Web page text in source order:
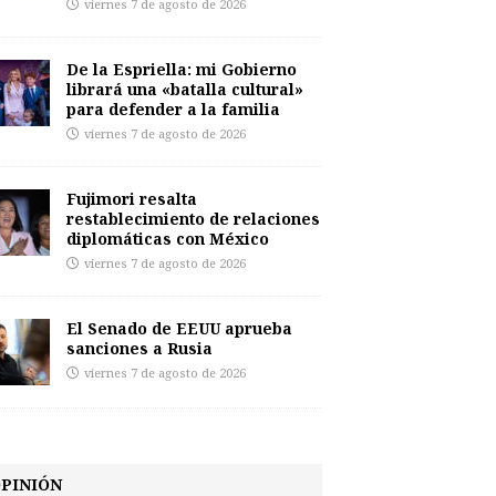
viernes 7 de agosto de 2026
De la Espriella: mi Gobierno
librará una «batalla cultural»
para defender a la familia
viernes 7 de agosto de 2026
Fujimori resalta
restablecimiento de relaciones
diplomáticas con México
viernes 7 de agosto de 2026
El Senado de EEUU aprueba
sanciones a Rusia
viernes 7 de agosto de 2026